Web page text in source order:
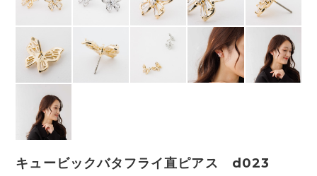
キュービックバタフライ直ピアス d023